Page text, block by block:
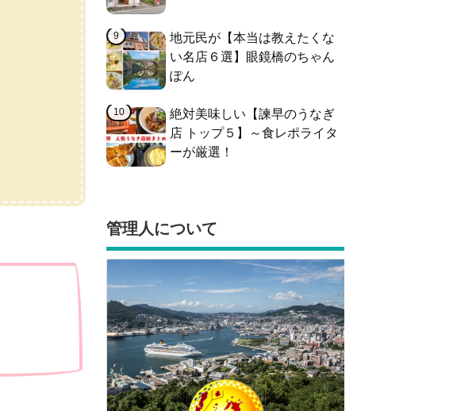
地元民が【本当は教えたくな
い名店６選】眼鏡橋のちゃん
ぽん
絶対美味しい【諫早のうなぎ
店 トップ５】～食レポライタ
ーが厳選！
管理人について